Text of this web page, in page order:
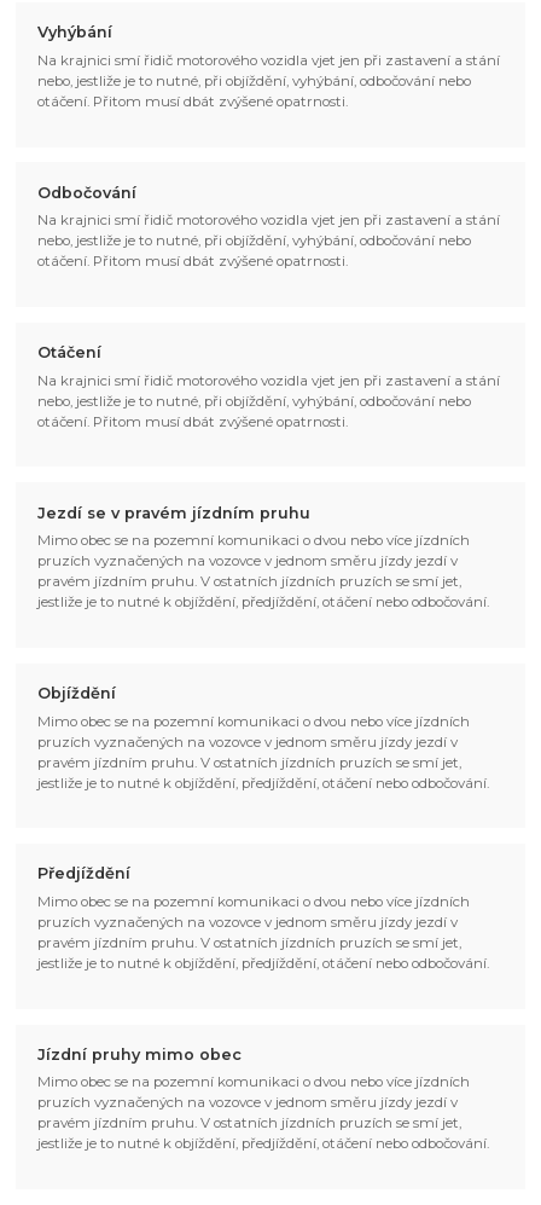
Vyhýbání
Na krajnici smí řidič motorového vozidla vjet jen při zastavení a stání
nebo, jestliže je to nutné, při objíždění, vyhýbání, odbočování nebo
otáčení. Přitom musí dbát zvýšené opatrnosti.
Odbočování
Na krajnici smí řidič motorového vozidla vjet jen při zastavení a stání
nebo, jestliže je to nutné, při objíždění, vyhýbání, odbočování nebo
otáčení. Přitom musí dbát zvýšené opatrnosti.
Otáčení
Na krajnici smí řidič motorového vozidla vjet jen při zastavení a stání
nebo, jestliže je to nutné, při objíždění, vyhýbání, odbočování nebo
otáčení. Přitom musí dbát zvýšené opatrnosti.
Jezdí se v pravém jízdním pruhu
Mimo obec se na pozemní komunikaci o dvou nebo více jízdních
pruzích vyznačených na vozovce v jednom směru jízdy jezdí v
pravém jízdním pruhu. V ostatních jízdních pruzích se smí jet,
jestliže je to nutné k objíždění, předjíždění, otáčení nebo odbočování.
Objíždění
Mimo obec se na pozemní komunikaci o dvou nebo více jízdních
pruzích vyznačených na vozovce v jednom směru jízdy jezdí v
pravém jízdním pruhu. V ostatních jízdních pruzích se smí jet,
jestliže je to nutné k objíždění, předjíždění, otáčení nebo odbočování.
Předjíždění
Mimo obec se na pozemní komunikaci o dvou nebo více jízdních
pruzích vyznačených na vozovce v jednom směru jízdy jezdí v
pravém jízdním pruhu. V ostatních jízdních pruzích se smí jet,
jestliže je to nutné k objíždění, předjíždění, otáčení nebo odbočování.
Jízdní pruhy mimo obec
Mimo obec se na pozemní komunikaci o dvou nebo více jízdních
pruzích vyznačených na vozovce v jednom směru jízdy jezdí v
pravém jízdním pruhu. V ostatních jízdních pruzích se smí jet,
jestliže je to nutné k objíždění, předjíždění, otáčení nebo odbočování.